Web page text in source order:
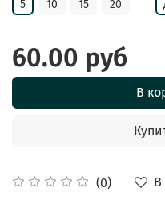
(0)
В
5 10 15 20
60.00 руб
В